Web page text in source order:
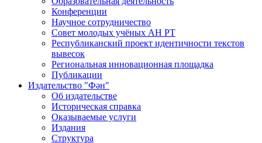
Конференции
Научное сотрудничество
Совет молодых учёных АН РТ
Республиканский проект идентичности текстов
вывесок
Региональная инновационная площадка
Публикации
Издательство "Фән"
Об издательстве
Историческая справка
Оказываемые услуги
Издания
Структура